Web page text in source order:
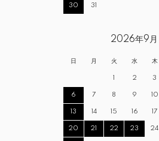
30 31
2026年9月
日 月 火 水 木
1 2 3
6 7 8 9 10
13 14 15 16 17
20 21 22 23 24